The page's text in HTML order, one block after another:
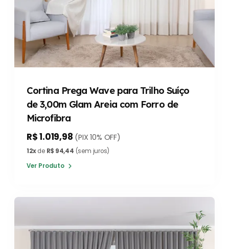
Cortina Prega Wave para Trilho Suíço
de 3,00m Glam Areia com Forro de
Microfibra
R$ 1.019,98 (PIX 10% OFF)
12xde R$ 94,44 (sem juros)
Ver Produto